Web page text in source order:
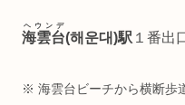
海雲台
ヘウンデ
(해운대)駅 １番出
※ 海雲台ビーチから横断歩